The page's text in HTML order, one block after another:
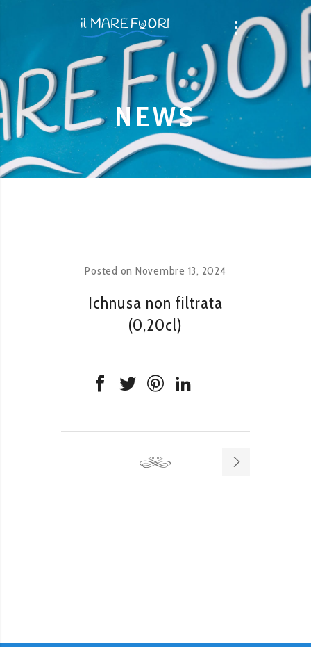
NEWS
Posted on Novembre 13, 2024
Ichnusa non filtrata
(0,20cl)